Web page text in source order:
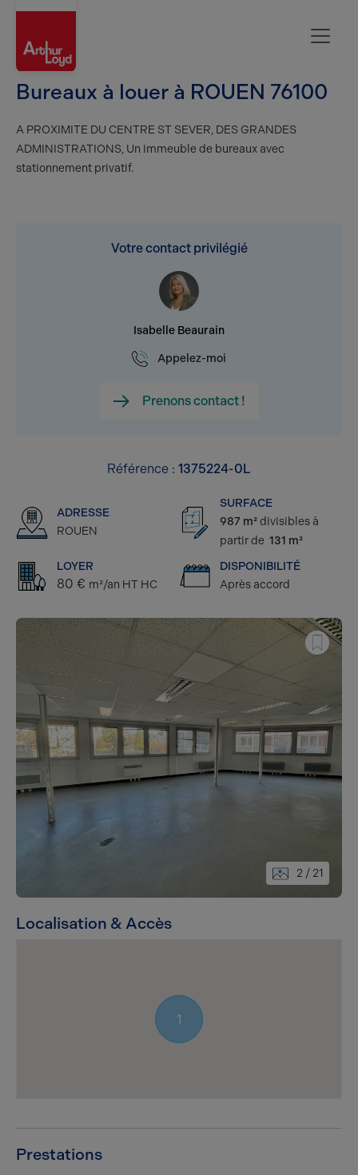
Bureaux à louer à ROUEN 76100
A PROXIMITE DU CENTRE ST SEVER, DES GRANDES
ADMINISTRATIONS, Un immeuble de bureaux avec
stationnement privatif.
Votre contact privilégié
Isabelle Beaurain
Appelez-moi
Prenons contact !
Référence : 1375224-0L
ADRESSE
ROUEN
SURFACE
987 m²divisibles à
partir de 131 m²
LOYER
80 € m²/an HT HC
DISPONIBILITÉ
Après accord
2 / 21
Localisation & Accès
1
Prestations